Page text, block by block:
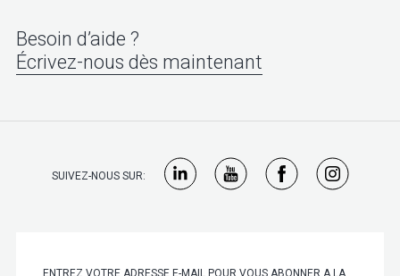
Besoin d’aide ?
Écrivez-nous dès maintenant
SUIVEZ-NOUS SUR: